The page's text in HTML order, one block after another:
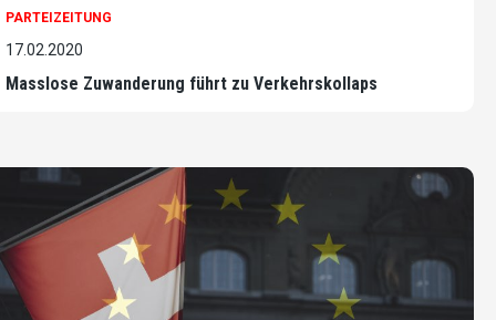
PARTEIZEITUNG
17.02.2020
Masslose Zuwanderung führt zu Verkehrskollaps